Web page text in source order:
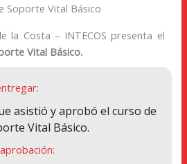
Soporte Vital Básico
la Costa – INTECOS presenta el
Vital Básico.
asistió y aprobó el curso de
Vital Básico.